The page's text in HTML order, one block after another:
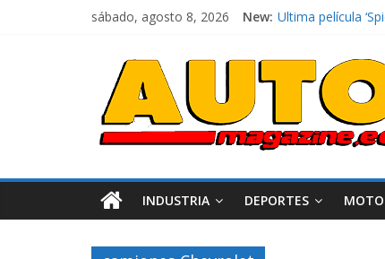
sábado, agosto 8, 2026 New: Ultima película
La Vuelta al
La FEDAK
El costo de
INDUSTRIA DEPORTES